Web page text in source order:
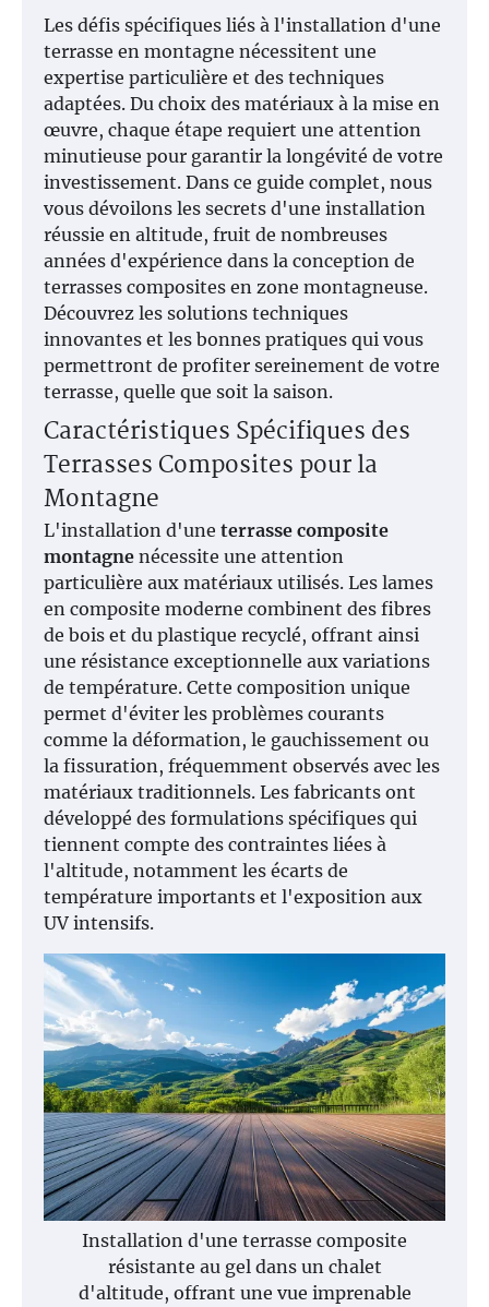
Les défis spécifiques liés à l'installation d'une
terrasse en montagne nécessitent une
expertise particulière et des techniques
adaptées. Du choix des matériaux à la mise en
œuvre, chaque étape requiert une attention
minutieuse pour garantir la longévité de votre
investissement. Dans ce guide complet, nous
vous dévoilons les secrets d'une installation
réussie en altitude, fruit de nombreuses
années d'expérience dans la conception de
terrasses composites en zone montagneuse.
Découvrez les solutions techniques
innovantes et les bonnes pratiques qui vous
permettront de profiter sereinement de votre
terrasse, quelle que soit la saison.
Caractéristiques Spécifiques des
Terrasses Composites pour la
Montagne
L'installation d'une terrasse composite
montagne nécessite une attention
particulière aux matériaux utilisés. Les lames
en composite moderne combinent des fibres
de bois et du plastique recyclé, offrant ainsi
une résistance exceptionnelle aux variations
de température. Cette composition unique
permet d'éviter les problèmes courants
comme la déformation, le gauchissement ou
la fissuration, fréquemment observés avec les
matériaux traditionnels. Les fabricants ont
développé des formulations spécifiques qui
tiennent compte des contraintes liées à
l'altitude, notamment les écarts de
température importants et l'exposition aux
UV intensifs.
Installation d'une terrasse composite
résistante au gel dans un chalet
d'altitude, offrant une vue imprenable